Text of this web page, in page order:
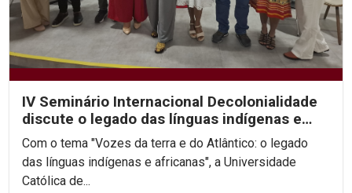
IV Seminário Internacional Decolonialidade
discute o legado das línguas indígenas e
africanas
Com o tema "Vozes da terra e do Atlântico: o legado
das línguas indígenas e africanas", a Universidade
Católica de...